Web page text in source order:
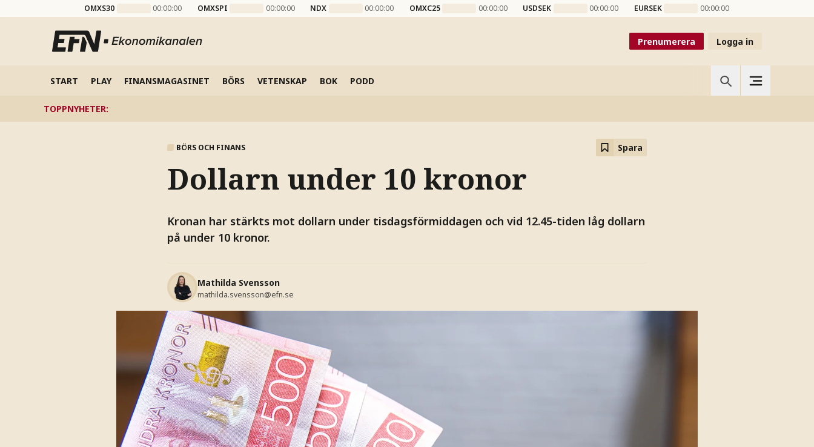
OMXS30 00:00:00 OMXSPI 00:00:00 NDX 00:00:00 OMXC25 00:00:00 USDSEK 00:00:00 EURSEK 00:00:00
Prenumerera Logga in
START PLAY FINANSMAGASINET BÖRS VETENSKAP BOK PODD
TOPPNYHETER:
BÖRS OCH FINANS Spara
Dollarn under 10 kronor
Kronan har stärkts mot dollarn under tisdagsförmiddagen och vid 12.45-tiden låg dollarn
på under 10 kronor.
Mathilda Svensson
mathilda.svensson@efn.se